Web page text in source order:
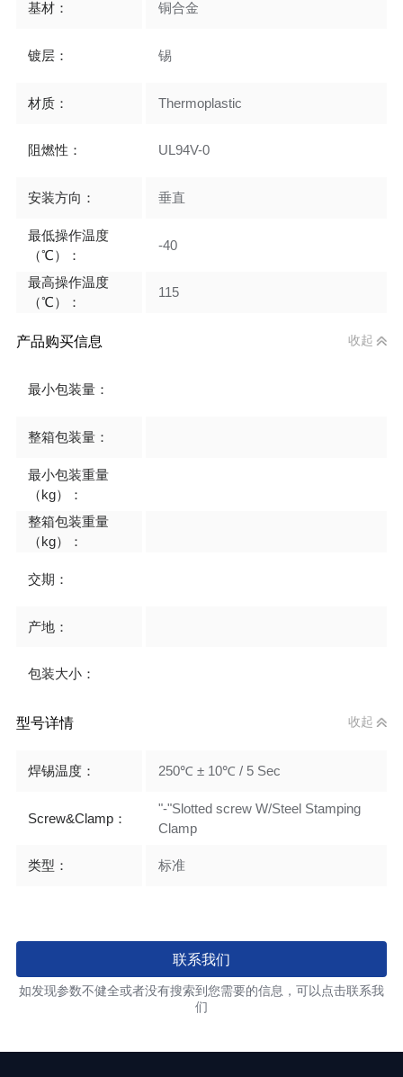
基材： 铜合金
镀层： 锡
材质： Thermoplastic
阻燃性： UL94V-0
安装方向： 垂直
最低操作温度
（℃）：
-40
最高操作温度
（℃）：
115
产品购买信息 收起
最小包装量：
整箱包装量：
最小包装重量
（kg）：
整箱包装重量
（kg）：
交期：
产地：
包装大小：
型号详情 收起
焊锡温度： 250℃ ± 10℃ / 5 Sec
Screw&Clamp：
"-"Slotted screw W/Steel Stamping
Clamp
类型： 标准
联系我们
如发现参数不健全或者没有搜索到您需要的信息，可以点击联系我
们